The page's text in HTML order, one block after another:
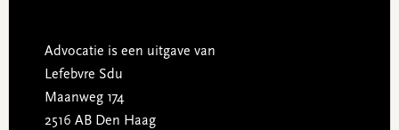
Advocatie is een uitgave van
Lefebvre Sdu
Maanweg 174
2516 AB Den Haag